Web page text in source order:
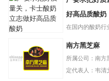
关，卡士酸奶立
志做好高品质酸
好高品质酸奶
在国内的酸奶行
南方黑芝麻
所属公司：南方
定代表人：韦清